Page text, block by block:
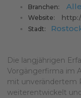
Branchen:
Website:
Stadt:
Die langjährigen
Vorgängerfirma im
mit unverändertem
weiterentwickelt